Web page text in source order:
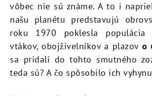
vôbec nie sú známe. A to i
našu planétu predstavujú
roku 1970 poklesla populácia
vtákov, obojživelníkov a plazov o
sa pridali do tohto smutného
teda sú? A čo spôsobilo ich